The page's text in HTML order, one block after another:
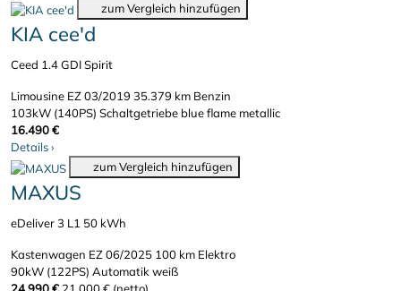
zum Vergleich hinzufügen
KIA cee'd
Ceed 1.4 GDI Spirit
Limousine EZ 03/2019 35.379 km Benzin
103kW (140PS) Schaltgetriebe blue flame metallic
16.490 €
Details›
zum Vergleich hinzufügen
MAXUS
eDeliver 3 L1 50 kWh
Kastenwagen EZ 06/2025 100 km Elektro
90kW (122PS) Automatikweiß